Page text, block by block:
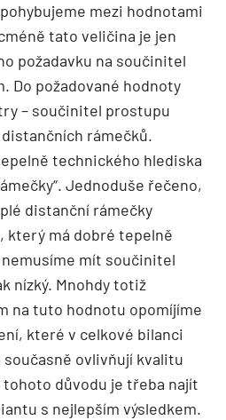
mezi hodnotami
tato veličina je jen
požadavku na součinitel
Do požadované hodnoty
– součinitel prostupu
rámečků.
technického hlediska
Jednoduše řečeno,
distanční rámečky
který má dobré tepelně
mít součinitel
nízký. Mnohdy totiž
na tuto hodnotu opomíjíme
které v celkové bilanci
současně ovlivňují kvalitu
důvodu je třeba najít
s nejlepším výsledkem.